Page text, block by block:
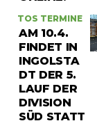
TOS TERMINE
AM 10.4.
FINDET IN
INGOLSTA
DT DER 5.
LAUF DER
DIVISION
SÜD STATT